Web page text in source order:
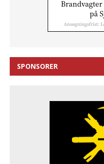
SPONSORER